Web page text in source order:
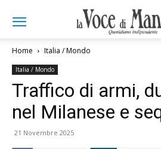
Home Italia / Mondo
Italia / Mondo
Traffico di armi,
nel Milanese e
21 Novembre 2025